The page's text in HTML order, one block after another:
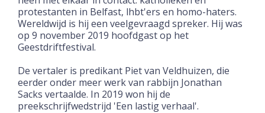
protestanten in Belfast, lhbt'ers en homo-haters.
Wereldwijd is hij een veelgevraagd spreker. Hij was
op 9 november 2019 hoofdgast op het
Geestdriftfestival.
De vertaler is predikant Piet van Veldhuizen, die
eerder onder meer werk van rabbijn Jonathan
Sacks vertaalde. In 2019 won hij de
preekschrijfwedstrijd 'Een lastig verhaal'.